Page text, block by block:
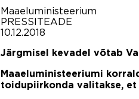
Maaeluministeerium
PRESSITEADE
10.12.2018
Järgmisel kevadel võtab
Maaeluministeeriumi
toidupiirkonda valitakse,